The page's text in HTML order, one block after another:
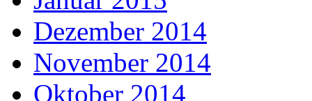
Dezember 2014
November 2014
Oktober 2014